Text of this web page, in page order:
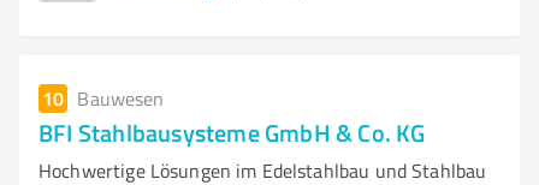
10 Bauwesen
BFI Stahlbausysteme GmbH & Co. KG
Hochwertige Lösungen im Edelstahlbau und Stahlbau